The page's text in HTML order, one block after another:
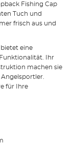
Fishing Cap
Tuch und
frisch aus und
bietet eine
Ihr
machen sie
für Ihre